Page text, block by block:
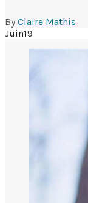
By Claire Mathis
Juin19